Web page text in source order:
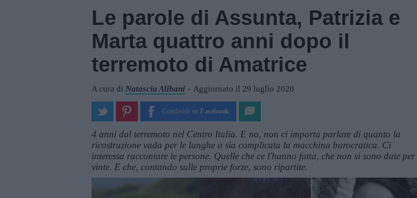
Le parole di Assunta, Patrizia e
Marta quattro anni dopo il
terremoto di Amatrice
A cura di Natascia Alibani Aggiornato il 29 luglio 2020
Condividi su Facebook
4 anni dal terremoto nel Centro Italia. E no, non ci importa parlare di quanto la
ricostruzione vada per le lunghe o sia complicata la macchina burocratica. Ci
interessa raccontare le persone. Quelle che ce l'hanno fatta, che non si sono date per
vinte. E che, contando sulle proprie forze, sono ripartite.